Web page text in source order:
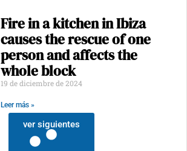
Fire in a kitchen in Ibiza
causes the rescue of one
person and affects the
whole block
19 de diciembre de 2024
Leer más »
ver siguientes